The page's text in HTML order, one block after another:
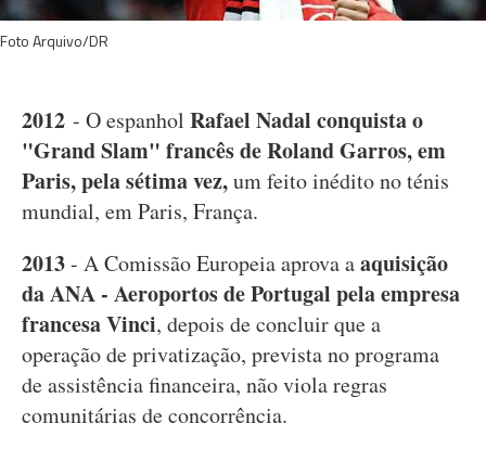
Foto Arquivo/DR
2012 - O espanhol Rafael Nadal conquista o
"Grand Slam" francês de Roland Garros, em
Paris, pela sétima vez,um feito inédito no ténis
mundial, em Paris, França.
2013- A Comissão Europeia aprova aaquisição
da ANA - Aeroportos de Portugal pela empresa
francesa Vinci, depois de concluir que a
operação de privatização, prevista no programa
de assistência financeira, não viola regras
comunitárias de concorrência.